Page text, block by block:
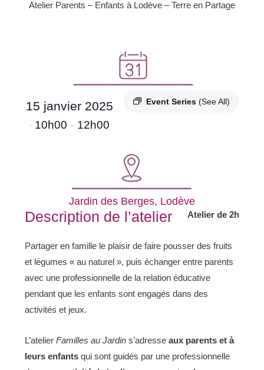
Atelier Parents – Enfants à Lodève – Terre en Partage
Event Series (See All)
15 janvier 2025
· 10h00 – 12h00
Jardin des Berges, Lodève
Description de l’atelier Atelier de 2h
Partager en famille le plaisir de faire pousser des fruits
et légumes « au naturel », puis échanger entre parents
avec une professionnelle de la relation éducative
pendant que les enfants sont engagés dans des
activités et jeux.
L’atelierFamilles au Jardin s’adresseaux parents et à
leurs enfantsqui sont guidés par une professionnelle